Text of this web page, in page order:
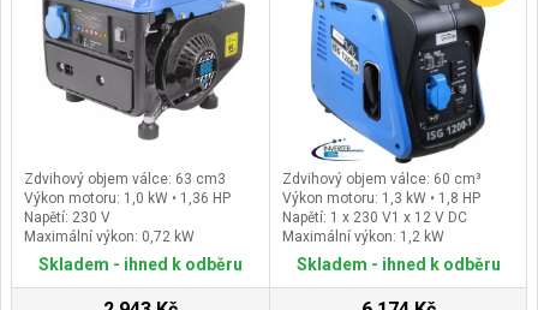
Zdvihový objem válce: 63 cm3
Výkon motoru: 1,0 kW • 1,36 HP
Napětí: 230 V
Maximální výkon: 0,72 kW
Skladem - ihned k odběru
Zdvihový objem válce: 60 cm³
Výkon motoru: 1,3 kW • 1,8 HP
Napětí: 1 x 230 V1 x 12 V DC
Maximální výkon: 1,2 kW
Skladem - ihned k odběru